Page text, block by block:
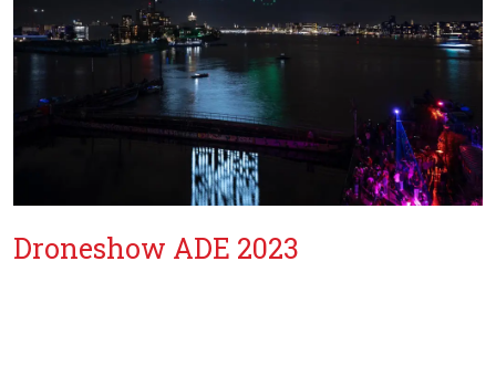
Droneshow ADE 2023